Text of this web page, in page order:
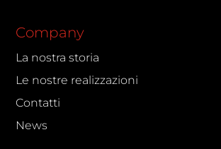
Company
La nostra storia
Le nostre realizzazioni
Contatti
News